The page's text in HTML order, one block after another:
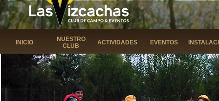
INICIO
NUESTRO
CLUB
ACTIVIDADES EVENTOS